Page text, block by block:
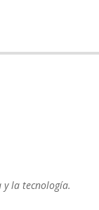
la tecnología.